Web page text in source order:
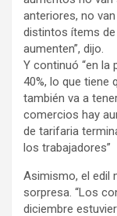
anteriores, no
distintos ítems
aumenten”, dijo.
Y continuó “en la
40%, lo que tiene
también va a
comercios hay
de tarifaria
los trabajadores”
Asimismo, el edil
sorpresa. “Los
diciembre